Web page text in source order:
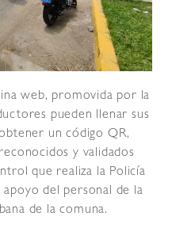
web, promovida por la
pueden llenar sus
un código QR,
y validados
que realiza la Policía
del personal de la
de la comuna.